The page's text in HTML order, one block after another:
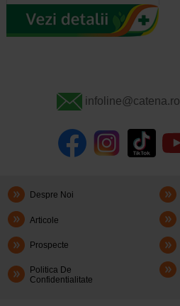
infoline@catena.ro
Despre Noi
Articole
Prospecte
Politica De
Confidentialitate